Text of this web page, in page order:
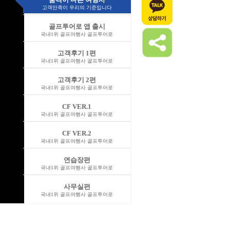
고객만족이 우리의 기준입니다
골프투어로 앱 출시
국내1위 골프여행사 골프투어로
고객후기 1편
국내1위 골프여행사 골프투어로
고객후기 2편
국내1위 골프여행사 골프투어로
CF VER.1
국내1위 골프여행사 골프투어로
CF VER.2
국내1위 골프여행사 골프투어로
연습장편
국내1위 골프여행사 골프투어로
사무실편
국내1위 골프여행사 골프투어로